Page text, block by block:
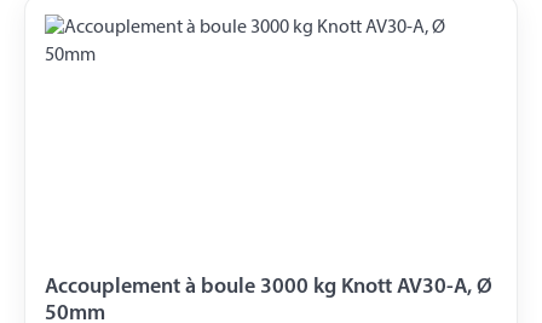
Accouplement à boule 3000 kg Knott AV30-A, Ø
50mm